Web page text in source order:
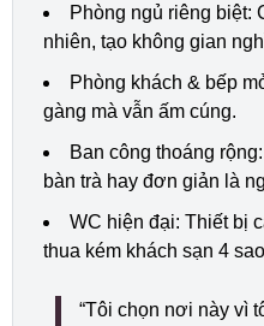
Phòng ngủ riêng biệt:
nhiên, tạo không gian
Phòng khách & bếp
gàng mà vẫn ấm cúng.
Ban công thoáng
bàn trà hay đơn giản là
WC hiện đại: Thiết bị
thua kém khách sạn 4
“Tôi chọn nơi này vì